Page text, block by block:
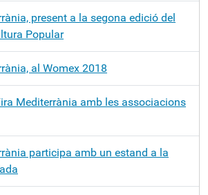
present a la segona edició del
Popular
al Womex 2018
Mediterrània amb les associacions
participa amb un estand a la